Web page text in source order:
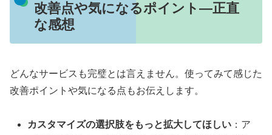
改善点や気になるポイント―正直
な感想
どんなサービスも完璧とは言えません。使ってみて感じた
改善ポイントや気になる点もお伝えします。
カスタマイズの選択肢をもっと拡大してほしい ：ア